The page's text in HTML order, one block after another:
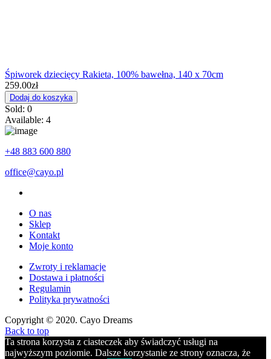
Śpiworek dziecięcy Rakieta, 100% bawełna, 140 x 70cm
259.00zł
Dodaj do koszyka
Sold: 0
Available: 4
+48 883 600 880
office@cayo.pl
O nas
Sklep
Kontakt
Moje konto
Zwroty i reklamacje
Dostawa i płatności
Regulamin
Polityka prywatności
Copyright © 2020. Cayo Dreams
Back to top
Ta strona korzysta z ciasteczek aby świadczyć usługi na
najwyższym poziomie. Dalsze korzystanie ze strony oznacza, że